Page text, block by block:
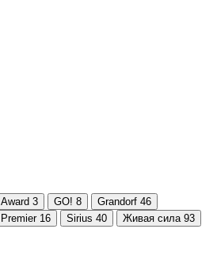
Award 3 GO! 8 Grandorf 46
Premier 16 Sirius 40 Живая сила 93